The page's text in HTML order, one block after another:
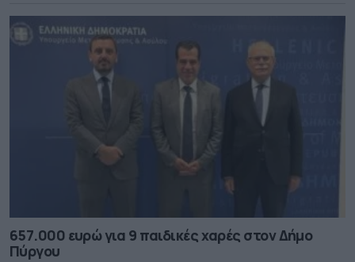
657.000 ευρώ για 9 παιδικές χαρές στον Δήμο
Πύργου